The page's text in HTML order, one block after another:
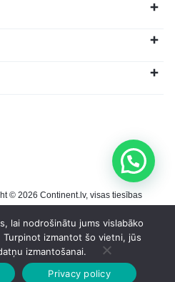
© 2026 Continent.lv, visas tiesības
Grozs
lai nodrošinātu jums vislabāko
Turpinot izmantot šo vietni, jūs
izmantošanai.
Privacy policy